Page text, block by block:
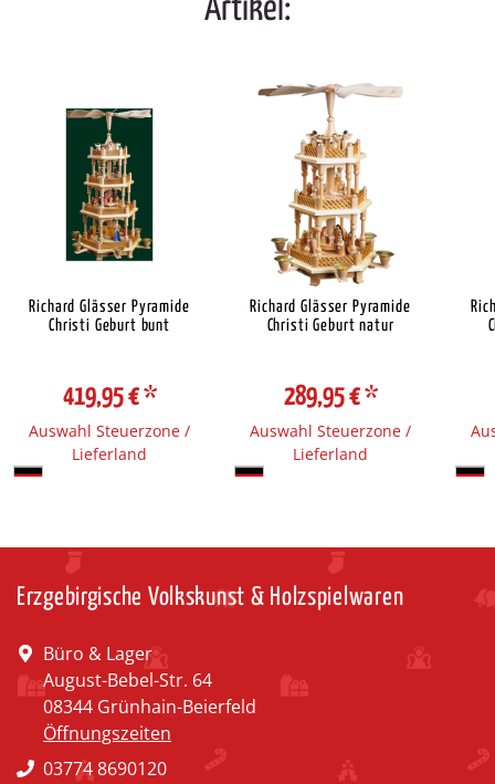
Artikel:
Richard Glässer Pyramide
Christi Geburt bunt
419,95 €*
Auswahl Steuerzone /
Lieferland
Richard Glässer Pyramide
Christi Geburt natur
289,95 €*
Auswahl Steuerzone /
Lieferland
Erzgebirgische Volkskunst & Holzspielwaren
Büro & Lager
August-Bebel-Str. 64
08344 Grünhain-Beierfeld
Öffnungszeiten
03774 8690120